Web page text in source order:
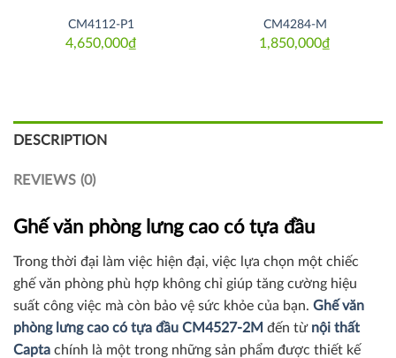
CM4112-P1
4,650,000₫
CM4284-M
1,850,000₫
DESCRIPTION
REVIEWS (0)
Ghế văn phòng lưng cao có tựa đầu
Trong thời đại làm việc hiện đại, việc lựa chọn một chiếc
ghế văn phòng phù hợp không chỉ giúp tăng cường hiệu
suất công việc mà còn bảo vệ sức khỏe của bạn. Ghế văn
phòng lưng cao có tựa đầu CM4527-2M đến từ nội thất
Capta chính là một trong những sản phẩm được thiết kế